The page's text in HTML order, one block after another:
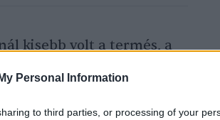
Personal Information
to third parties, or processing of your
kisebb volt a termés, a
a csapadékosabb idő
itt is kiváló, a legtöbb
fóliázott, csepegtetett,